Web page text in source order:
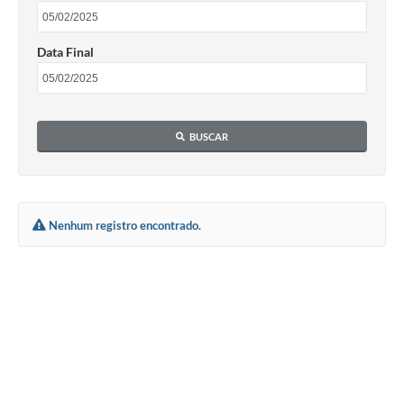
Data Final
BUSCAR
Nenhum registro encontrado.